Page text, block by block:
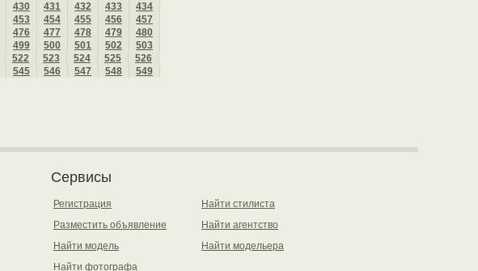
430 431 432 433
434
453 454 455 456
457
476 477 478 479
480
499 500 501 502
503
522 523 524 525
526
545 546 547 548
549
Сервисы
Регистрация
Разместить объявление
Найти модель
Найти фотографа
Найти стилиста
Найти агентство
Найти модельера